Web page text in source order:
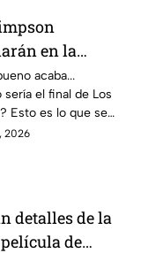
en la
40? Actriz
Simpson da
acaba...
sería el final de Los
Esto es lo que se
2026
detalles de la
de